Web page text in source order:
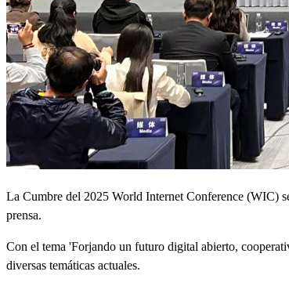
La Cumbre del 2025 World Internet Conference (WIC)
prensa.
Con el tema 'Forjando un futuro digital abierto,
diversas temáticas actuales.